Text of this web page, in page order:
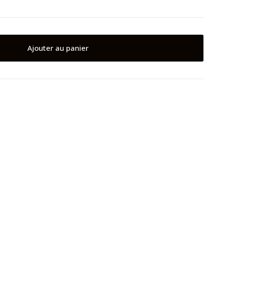
Ajouter au panier